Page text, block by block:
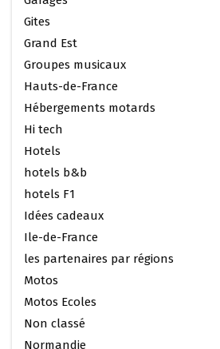
Gites
Grand Est
Groupes musicaux
Hauts-de-France
Hébergements motards
Hi tech
Hotels
hotels b&b
hotels F1
Idées cadeaux
Ile-de-France
les partenaires par régions
Motos
Motos Ecoles
Non classé
Normandie